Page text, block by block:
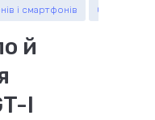
Пт:
- 19.00
з офісу
і смартфонів Сенсорне
й
I